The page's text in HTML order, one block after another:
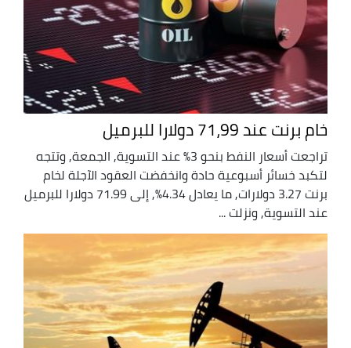
خام برنت عند 71،99 دولارا للبرميل
تراجعت أسعار النفط بنحو 3% عند التسوية, الجمعة, وتتجه
لتكبد خسائر أسبوعية حادة وانخفضت العقود الآجلة لخام
برنت 3.27 دولارات, ما يعادل 4.34%, إلى 71.99 دولارا للبرميل
عند التسوية, ونزلت ...